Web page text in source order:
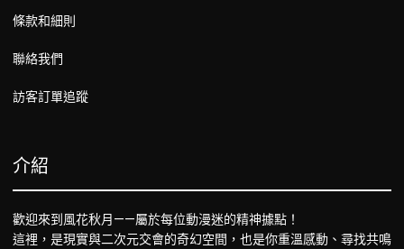
條款和細則
聯絡我們
訪客訂單追蹤
介紹
歡迎來到風花秋月——屬於每位動漫迷的精神據點！
這裡，是現實與二次元交會的奇幻空間，也是你重溫感動、尋找共鳴